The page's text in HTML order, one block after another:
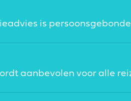
is
aanbevolen voor alle